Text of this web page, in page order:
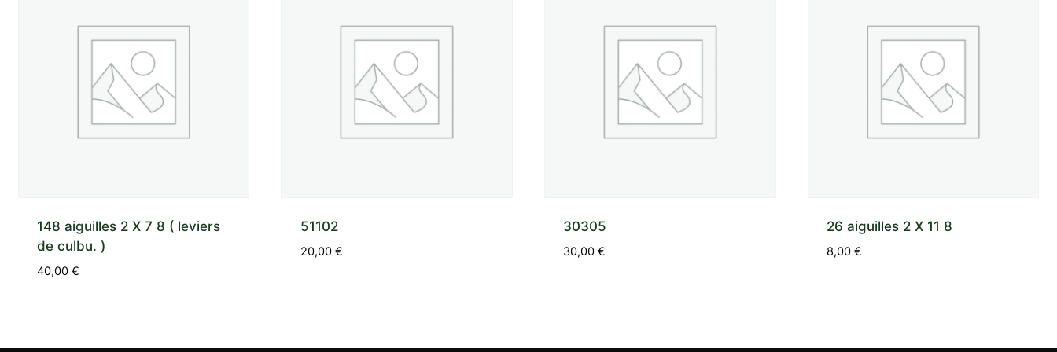
148 aiguilles 2 X 7 8 ( leviers
de culbu. )
40,00€
51102
20,00 €
30305
30,00€
26 aiguilles 2 X 11 8
8,00€